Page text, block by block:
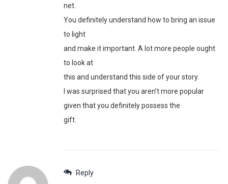
net.
You definitely understand how to bring an issue
to light
and make it important. A lot more people ought
to look at
this and understand this side of your story.
I was surprised that you aren’t more popular
given that you definitely possess the
gift.
Reply